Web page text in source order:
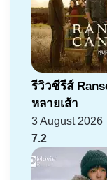
รีวิวซีรีส์
หลายเส้า
3 August 2026
7.2